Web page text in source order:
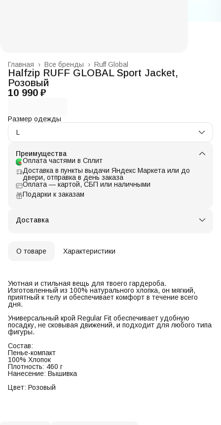
Ruff Global
Все бренды ›
Главная ›
Halfzip RUFF GLOBAL Sport Jacket,
Розовый
10 990 ₽
Размер одежды
L
Преимущества
Оплата частями в Сплит
Доставка в пункты выдачи Яндекс Маркета или до
двери, отправка в день заказа
Оплата — картой, СБП или наличными
Подарки к заказам
Доставка
О товаре Характеристики
Уютная и стильная вещь для твоего гардероба.
Изготовленный из 100% натурального хлопка, он мягкий,
приятный к телу и обеспечивает комфорт в течение всего
дня.
Универсальный крой Regular Fit обеспечивает удобную
посадку, не сковывая движений, и подходит для любого типа
фигуры.
Состав:
Пенье-компакт
100% Хлопок
Плотность: 460 г
Нанесение: Вышивка
Цвет: Розовый